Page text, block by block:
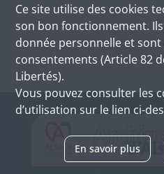
Ce site utilise des cookies
son bon fonctionnement.
donnée personnelle et
consentements (Article 82
Libertés).
Vous pouvez consulter les
d’utilisation sur le lien ci-
En savoir plus